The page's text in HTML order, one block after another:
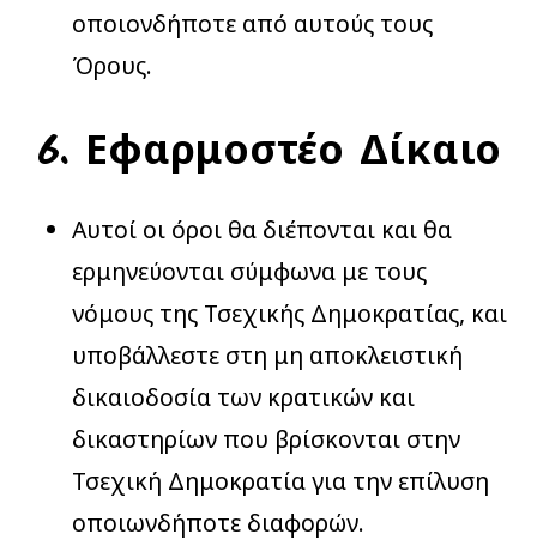
οποιονδήποτε από αυτούς τους
Όρους.
6. Εφαρμοστέο Δίκαιο
Αυτοί οι όροι θα διέπονται και θα
ερμηνεύονται σύμφωνα με τους
νόμους της Τσεχικής Δημοκρατίας, και
υποβάλλεστε στη μη αποκλειστική
δικαιοδοσία των κρατικών και
δικαστηρίων που βρίσκονται στην
Τσεχική Δημοκρατία για την επίλυση
οποιωνδήποτε διαφορών.